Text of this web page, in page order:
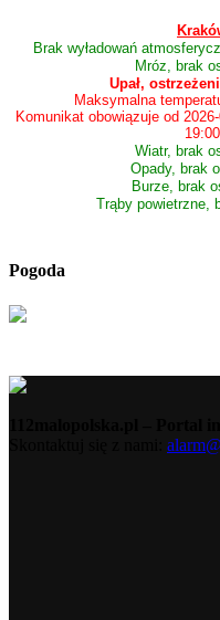
Brak wyładowań
Mróz, brak
Upał,
Maksymalna
Komunikat obowiązuje od
19:00
Wiatr, brak
Opady, brak
Burze, brak
Trąby powietrzne,
Pogoda